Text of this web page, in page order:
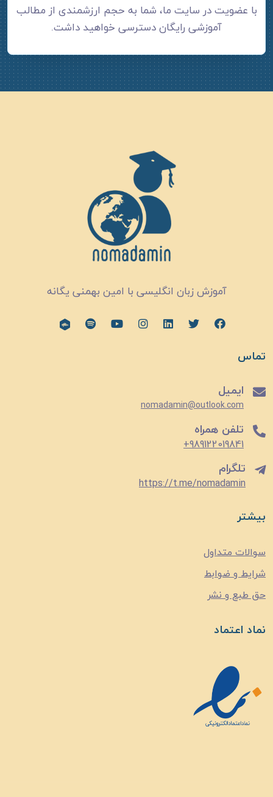
با عضویت در سایت ما، شما به حجم ارزشمندی از مطالب
آموزشی رایگان دسترسی خواهید داشت.
آموزش زبان انگلیسی با امین بهمنی یگانه
تماس
ایمیل
nomadamin@outlook.com
تلفن همراه
989122019841+
تلگرام
https://t.me/nomadamin
بیشتر
سوالات متداول
شرایط و ضوابط
حق طبع و نشر
نماد اعتماد